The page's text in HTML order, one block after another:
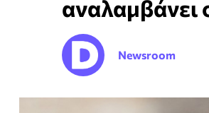
αναλαμβάνει
Newsroom